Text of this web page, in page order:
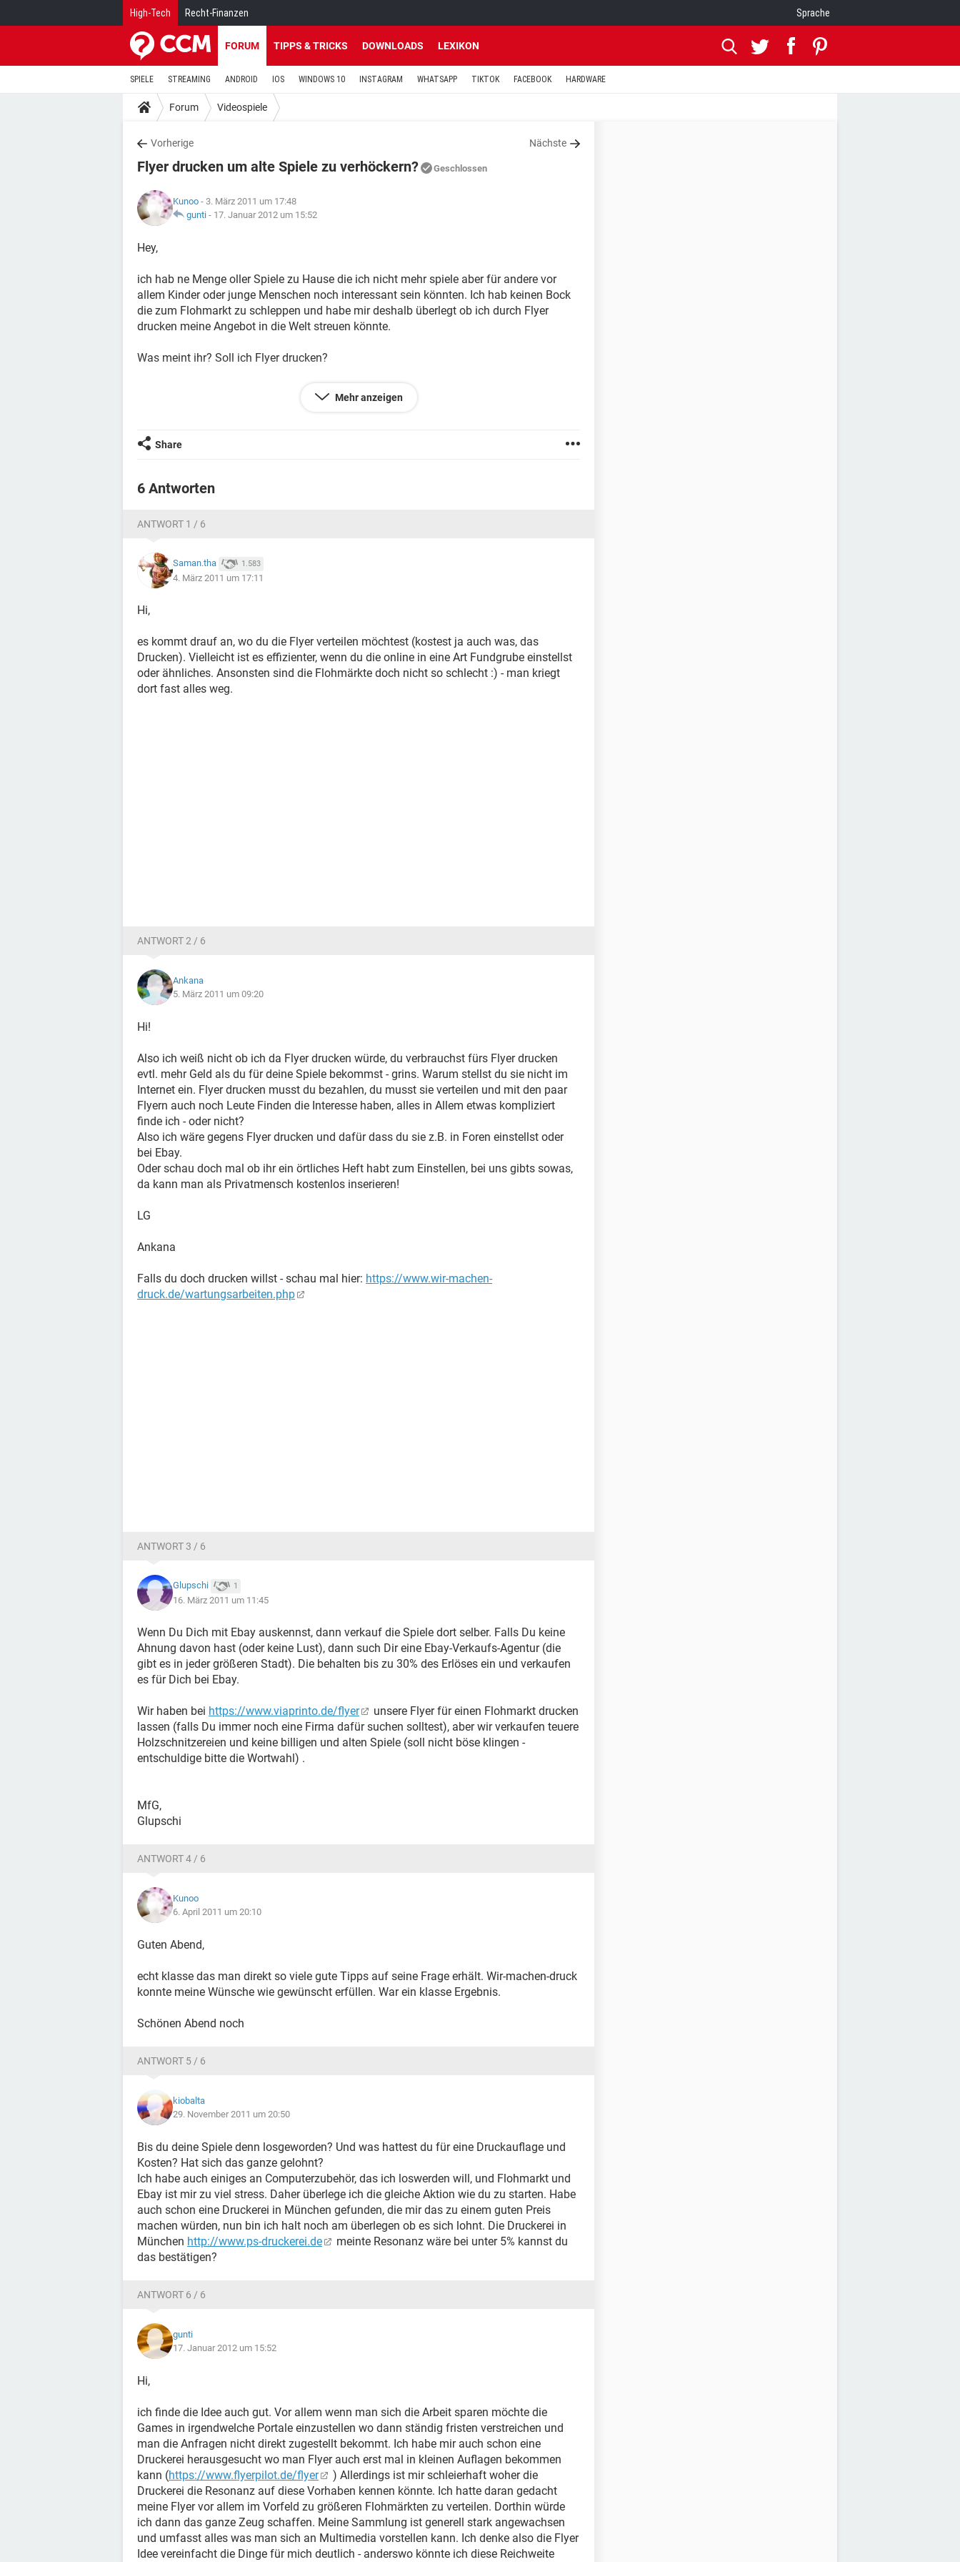
High-Tech Recht-Finanzen Sprache
FORUM TIPPS & TRICKS DOWNLOADS LEXIKON
SPIELE STREAMING ANDROID IOS WINDOWS 10 INSTAGRAM WHATSAPP TIKTOK FACEBOOK HARDWARE
Forum Videospiele
Vorherige Nächste
Flyer drucken um alte Spiele zu verhöckern? Geschlossen
Kunoo - 3. März 2011 um 17:48
gunti - 17. Januar 2012 um 15:52
Hey,
ich hab ne Menge oller Spiele zu Hause die ich nicht mehr spiele aber für andere vor
allem Kinder oder junge Menschen noch interessant sein könnten. Ich hab keinen Bock
die zum Flohmarkt zu schleppen und habe mir deshalb überlegt ob ich durch Flyer
drucken meine Angebot in die Welt streuen könnte.
Was meint ihr? Soll ich Flyer drucken?
Wenn ihr es eine gute Idee findet, was denkt ihr, bevor ich die Flyer drucken lasse, wie
100??
Kunoo
Mehr anzeigen
Share
6 Antworten
ANTWORT 1 / 6
Saman.tha 1.583
4. März 2011 um 17:11
Hi,
es kommt drauf an, wo du die Flyer verteilen möchtest (kostest ja auch was, das
Drucken). Vielleicht ist es effizienter, wenn du die online in eine Art Fundgrube einstellst
oder ähnliches. Ansonsten sind die Flohmärkte doch nicht so schlecht :) - man kriegt
dort fast alles weg.
ANTWORT 2 / 6
Ankana
5. März 2011 um 09:20
Hi!
Also ich weiß nicht ob ich da Flyer drucken würde, du verbrauchst fürs Flyer drucken
evtl. mehr Geld als du für deine Spiele bekommst - grins. Warum stellst du sie nicht im
Internet ein. Flyer drucken musst du bezahlen, du musst sie verteilen und mit den paar
Flyern auch noch Leute Finden die Interesse haben, alles in Allem etwas kompliziert
finde ich - oder nicht?
Also ich wäre gegens Flyer drucken und dafür dass du sie z.B. in Foren einstellst oder
bei Ebay.
Oder schau doch mal ob ihr ein örtliches Heft habt zum Einstellen, bei uns gibts sowas,
da kann man als Privatmensch kostenlos inserieren!
LG
Ankana
Falls du doch drucken willst - schau mal hier: https://www.wir-machen-
druck.de/wartungsarbeiten.php
ANTWORT 3 / 6
Glupschi 1
16. März 2011 um 11:45
Wenn Du Dich mit Ebay auskennst, dann verkauf die Spiele dort selber. Falls Du keine
Ahnung davon hast (oder keine Lust), dann such Dir eine Ebay-Verkaufs-Agentur (die
gibt es in jeder größeren Stadt). Die behalten bis zu 30% des Erlöses ein und verkaufen
es für Dich bei Ebay.
Wir haben bei https://www.viaprinto.de/flyer
unsere Flyer für einen Flohmarkt drucken
lassen (falls Du immer noch eine Firma dafür suchen solltest), aber wir verkaufen teuere
Holzschnitzereien und keine billigen und alten Spiele (soll nicht böse klingen -
entschuldige bitte die Wortwahl) .
MfG,
Glupschi
ANTWORT 4 / 6
Kunoo
6. April 2011 um 20:10
Guten Abend,
echt klasse das man direkt so viele gute Tipps auf seine Frage erhält. Wir-machen-druck
konnte meine Wünsche wie gewünscht erfüllen. War ein klasse Ergebnis.
Schönen Abend noch
ANTWORT 5 / 6
kiobalta
29. November 2011 um 20:50
Bis du deine Spiele denn losgeworden? Und was hattest du für eine Druckauflage und
Kosten? Hat sich das ganze gelohnt?
Ich habe auch einiges an Computerzubehör, das ich loswerden will, und Flohmarkt und
Ebay ist mir zu viel stress. Daher überlege ich die gleiche Aktion wie du zu starten. Habe
auch schon eine Druckerei in München gefunden, die mir das zu einem guten Preis
machen würden, nun bin ich halt noch am überlegen ob es sich lohnt. Die Druckerei in
München http://www.ps-druckerei.de
meinte Resonanz wäre bei unter 5% kannst du
das bestätigen?
ANTWORT 6 / 6
gunti
17. Januar 2012 um 15:52
Hi,
ich finde die Idee auch gut. Vor allem wenn man sich die Arbeit sparen möchte die
Games in irgendwelche Portale einzustellen wo dann ständig fristen verstreichen und
man die Anfragen nicht direkt zugestellt bekommt. Ich habe mir auch schon eine
Druckerei herausgesucht wo man Flyer auch erst mal in kleinen Auflagen bekommen
kann (https://www.flyerpilot.de/flyer
) Allerdings ist mir schleierhaft woher die
Druckerei die Resonanz auf diese Vorhaben kennen könnte. Ich hatte daran gedacht
meine Flyer vor allem im Vorfeld zu größeren Flohmärkten zu verteilen. Dorthin würde
ich dann das ganze Zeug schaffen. Meine Sammlung ist generell stark angewachsen
und umfasst alles was man sich an Multimedia vorstellen kann. Ich denke also die Flyer
Idee vereinfacht die Dinge für mich deutlich - anderswo könnte ich diese Reichweite